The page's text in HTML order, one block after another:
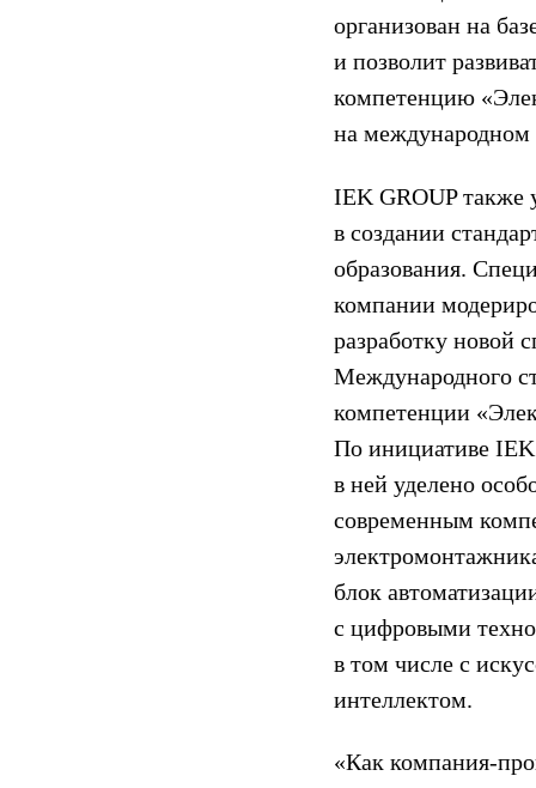
организован на
и позволит
компетенцию
на международном
IEK GROUP также
в создании
образования.
компании
разработку новой
Международного
компетенции
По инициативе
в ней уделено
современным
блок
с цифровыми
в том числе с
интеллектом.
«Как компания-